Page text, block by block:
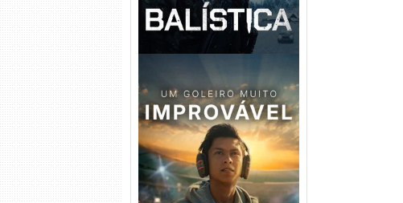
Um Goleiro Muito Improvável
Torrent (2026) WEB-DL 1080p
Dual Áudio